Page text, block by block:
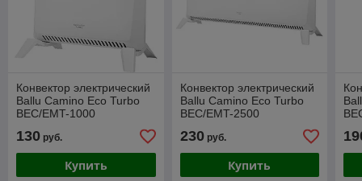
Конвектор электрический
Ballu Camino Eco Turbo
BEC/EMT-1000
130 руб.
Купить
Конвектор электрический
Ballu Camino Eco Turbo
BEC/EMT-2500
230руб.
Купить